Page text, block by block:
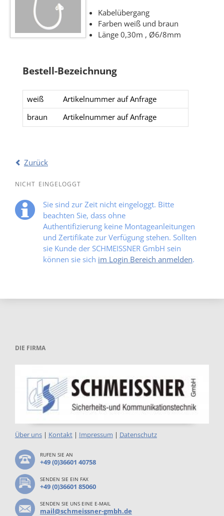
Kabelübergang
Farben weiß und braun
Länge 0,30m , Ø6/8mm
Bestell-Bezeichnung
weiß
Artikelnummer auf Anfrage
braun
Artikelnummer auf Anfrage
Zurück
NICHT EINGELOGGT
Sie sind zur Zeit nicht eingeloggt. Bitte
beachten Sie, dass ohne
Authentifizierung keine Montageanleitungen
und Zertifikate zur Verfügung stehen. Sollten
sie Kunde der SCHMEISSNER GmbH sein
können sie sich im Login Bereich anmelden.
DIE FIRMA
Über uns| Kontakt| Impressum | Datenschutz
RUFEN SIE AN
+49 (0)36601 40758
SENDEN SIE EIN FAX
+49 (0)36601 85060
SENDEN SIE UNS EINE E-MAIL
mail@schmeissner-gmbh.de